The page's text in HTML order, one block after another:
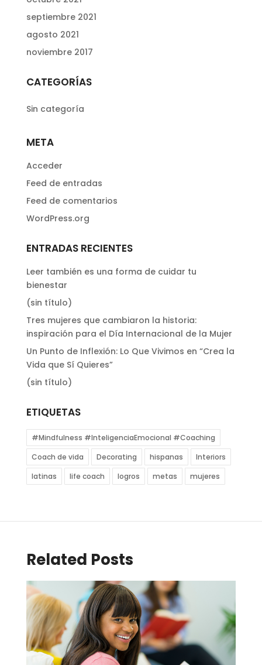
septiembre 2021
agosto 2021
noviembre 2017
CATEGORÍAS
Sin categoría
META
Acceder
Feed de entradas
Feed de comentarios
WordPress.org
ENTRADAS RECIENTES
Leer también es una forma de cuidar tu
bienestar
(sin título)
Tres mujeres que cambiaron la historia:
inspiración para el Día Internacional de la Mujer
Un Punto de Inflexión: Lo Que Vivimos en “Crea la
Vida que Sí Quieres”
(sin título)
ETIQUETAS
#Mindfulness #InteligenciaEmocional #Coaching
Coach de vida
Decorating hispanas
Interiors
latinas
life coach logros metas mujeres
Related Posts